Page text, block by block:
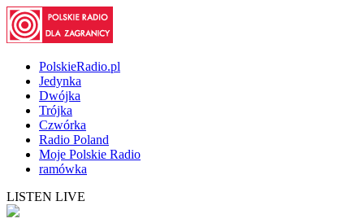
PolskieRadio.pl
Jedynka
Dwójka
Trójka
Czwórka
Radio Poland
Moje Polskie Radio
ramówka
LISTEN LIVE